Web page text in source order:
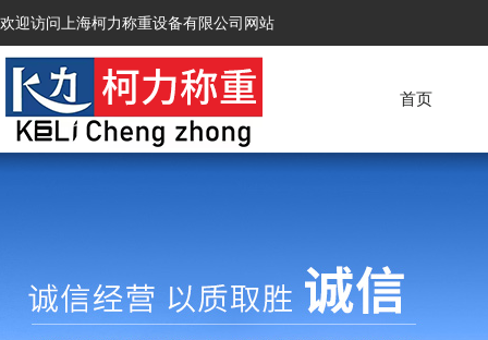
欢迎访问上海柯力称重设备有限公司网站
首页